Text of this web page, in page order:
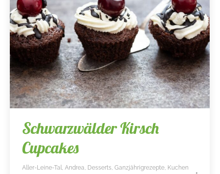
Schwarzwälder Kirsch
Cupcakes
Aller-Leine-Tal Andrea Desserts Ganzjährigrezepte Kuchen